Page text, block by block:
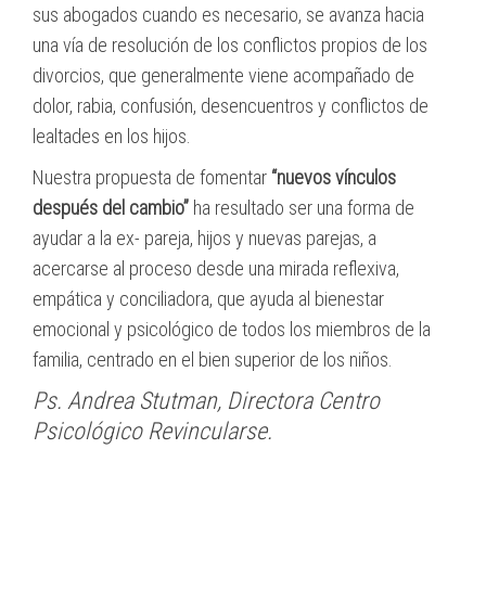
sus abogados cuando es necesario, se avanza hacia
una vía de resolución de los conflictos propios de los
divorcios, que generalmente viene acompañado de
dolor, rabia, confusión, desencuentros y conflictos de
lealtades en los hijos.
Nuestra propuesta de fomentar “nuevos vínculos
después del cambio” ha resultado ser una forma de
ayudar a la ex- pareja, hijos y nuevas parejas, a
acercarse al proceso desde una mirada reflexiva,
empática y conciliadora, que ayuda al bienestar
emocional y psicológico de todos los miembros de la
familia, centrado en el bien superior de los niños.
Ps. Andrea Stutman, Directora Centro
Psicológico Revincularse.